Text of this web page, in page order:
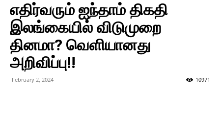
எதிர்வரும் ஐந்தாம் திகதி
இலங்கையில் விடுமுறை
தினமா? வெளியானது
அறிவிப்பு!!
February 2, 2024 10971